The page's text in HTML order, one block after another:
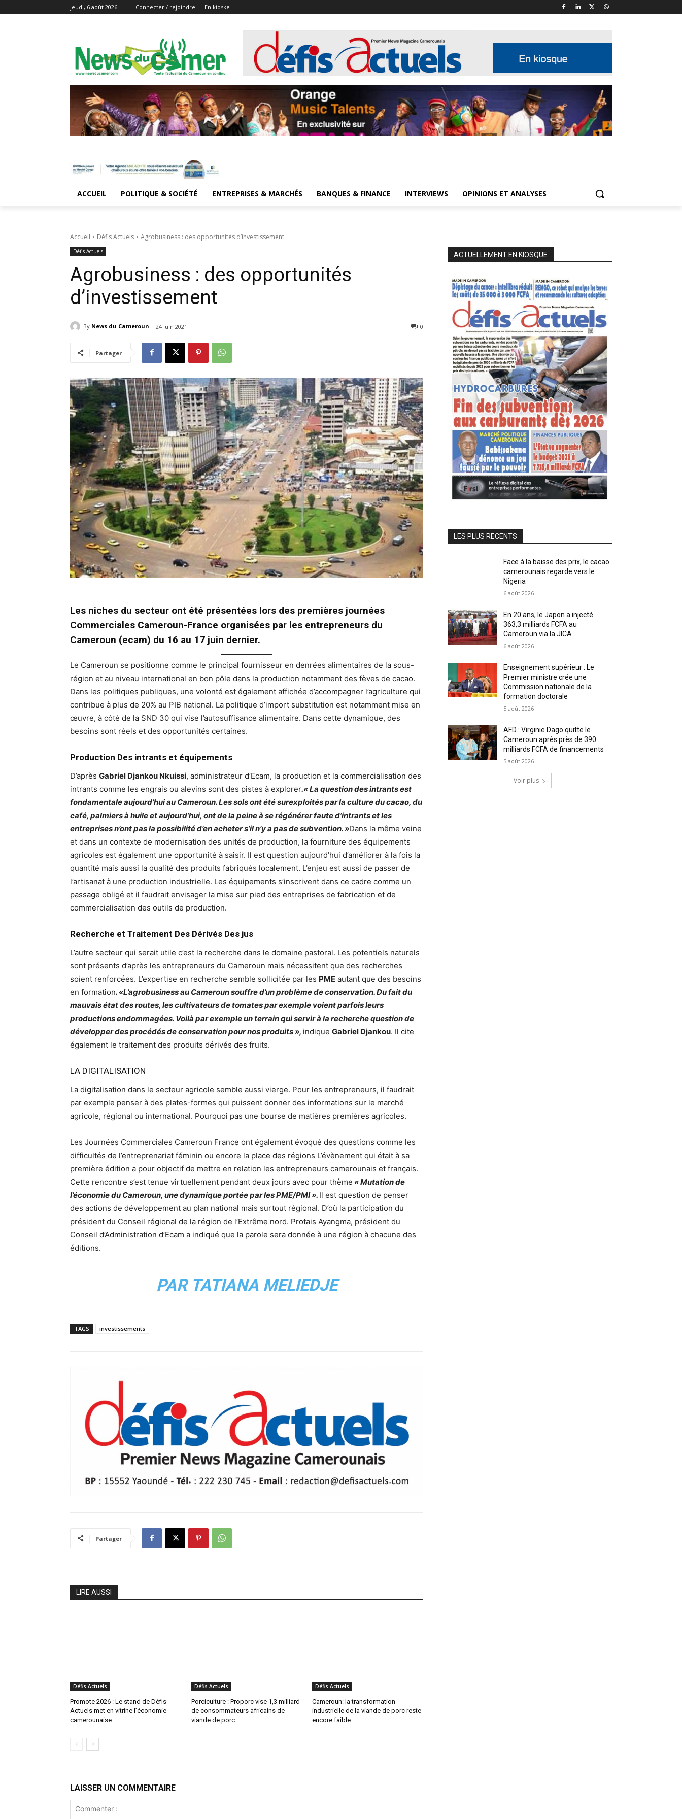
jeudi, 6 août 2026 Connecter / rejoindre En kioske !
ACCUEIL POLITIQUE & SOCIÉTÉ ENTREPRISES & MARCHÉS BANQUES & FINANCE INTERVIEWS OPINIONS ET ANALYSES
Accueil Défis Actuels Agrobusiness : des opportunités d’investissement
Défis Actuels
Agrobusiness : des opportunités
d’investissement
By News du Cameroun 24 juin 2021 0
Partager
Les niches du secteur ont été présentées lors des premières journées
Commerciales Cameroun-France organisées par les entrepreneurs du
Cameroun (ecam) du 16 au 17 juin dernier.
Le Cameroun se positionne comme le principal fournisseur en denrées alimentaires de la sous-
région et au niveau international en bon pôle dans la production notamment des fèves de cacao.
Dans les politiques publiques, une volonté est également affichée d’accompagner l’agriculture qui
contribue à plus de 20% au PIB national. La politique d’import substitution est notamment mise en
œuvre, à côté de la SND 30 qui vise l’autosuffisance alimentaire. Dans cette dynamique, des
besoins sont réels et des opportunités certaines.
Production Des intrants et équipements
D’après Gabriel Djankou Nkuissi, administrateur d’Ecam, la production et la commercialisation des
intrants comme les engrais ou alevins sont des pistes à explorer.« La question des intrants est
fondamentale aujourd’hui au Cameroun. Les sols ont été surexploités par la culture du cacao, du
café, palmiers à huile et aujourd’hui, ont de la peine à se régénérer faute d’intrants et les
entreprises n’ont pas la possibilité d’en acheter s’il n’y a pas de subvention. »Dans la même veine
et dans un contexte de modernisation des unités de production, la fourniture des équipements
agricoles est également une opportunité à saisir. Il est question aujourd’hui d’améliorer à la fois la
quantité mais aussi la qualité des produits fabriqués localement. L’enjeu est aussi de passer de
l’artisanat à une production industrielle. Les équipements s’inscrivent dans ce cadre comme un
passage obligé et il faudrait envisager la mise sur pied des entreprises de fabrication et de
commercialisation des outils de production.
Recherche et Traitement Des Dérivés Des jus
L’autre secteur qui serait utile c’est la recherche dans le domaine pastoral. Les potentiels naturels
sont présents d’après les entrepreneurs du Cameroun mais nécessitent que des recherches
soient renforcées. L’expertise en recherche semble sollicitée par les PME autant que des besoins
en formation. «L’agrobusiness au Cameroun souffre d’un problème de conservation. Du fait du
mauvais état des routes, les cultivateurs de tomates par exemple voient parfois leurs
productions endommagées. Voilà par exemple un terrain qui servir à la recherche question de
développer des procédés de conservation pour nos produits », indique Gabriel Djankou. Il cite
également le traitement des produits dérivés des fruits.
LA DIGITALISATION
La digitalisation dans le secteur agricole semble aussi vierge. Pour les entrepreneurs, il faudrait
par exemple penser à des plates-formes qui puissent donner des informations sur le marché
agricole, régional ou international. Pourquoi pas une bourse de matières premières agricoles.
Les Journées Commerciales Cameroun France ont également évoqué des questions comme les
difficultés de l’entreprenariat féminin ou encore la place des régions L’évènement qui était à sa
première édition a pour objectif de mettre en relation les entrepreneurs camerounais et français.
Cette rencontre s’est tenue virtuellement pendant deux jours avec pour thème « Mutation de
l’économie du Cameroun, une dynamique portée par les PME/PMI ». Il est question de penser
des actions de développement au plan national mais surtout régional. D’où la participation du
président du Conseil régional de la région de l’Extrême nord. Protais Ayangma, président du
Conseil d’Administration d’Ecam a indiqué que la parole sera donnée à une région à chacune des
éditions.
PAR TATIANA MELIEDJE
TAGS investissements
Partager
LIRE AUSSI
Défis Actuels
Promote 2026 : Le stand de Défis
Actuels met en vitrine l’économie
camerounaise
Défis Actuels
Porciculture : Proporc vise 1,3 milliard
de consommateurs africains de
viande de porc
Défis Actuels
Cameroun: la transformation
industrielle de la viande de porc reste
encore faible
LAISSER UN COMMENTAIRE
ACTUELLEMENT EN KIOSQUE
LES PLUS RECENTS
Face à la baisse des prix, le cacao
camerounais regarde vers le
Nigeria
6 août 2026
En 20 ans, le Japon a injecté
363,3 milliards FCFA au
Cameroun via la JICA
6 août 2026
Enseignement supérieur : Le
Premier ministre crée une
Commission nationale de la
formation doctorale
5 août 2026
AFD : Virginie Dago quitte le
Cameroun après près de 390
milliards FCFA de financements
5 août 2026
Voir plus